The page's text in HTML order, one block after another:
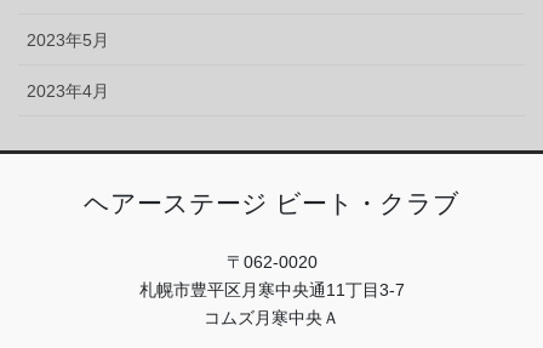
2023年5月
2023年4月
ヘアーステージ ビート・クラブ
〒062-0020
札幌市豊平区月寒中央通11丁目3-7
コムズ月寒中央Ａ